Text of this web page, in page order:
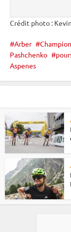
Crédit photo :
Arber
Pashchenko
Aspenes